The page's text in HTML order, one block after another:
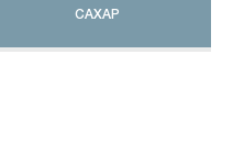
САХАР